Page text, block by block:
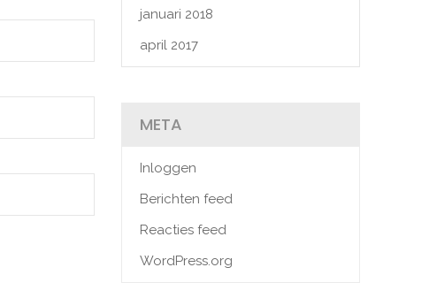
januari 2018
april 2017
META
Inloggen
Berichten feed
Reacties feed
WordPress.org